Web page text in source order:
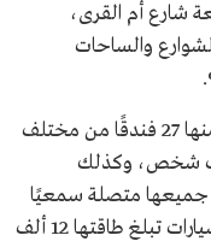
104 آلاف م2 لتوسعة شارع أم القرى،
والساحات
ويتضمن المشروع إنشاء 98 مبنى سكنيًا، منها 27 فندقًا من مختلف
جميعها أكثر من 35 ألف شخص، وكذلك
200 ألف مصلٍ، جميعها متصلة سمعيًا
وبصريًا بالمسجد الحرام، وأيضًا مواقف للسيارات تبلغ طاقتها 12 ألف